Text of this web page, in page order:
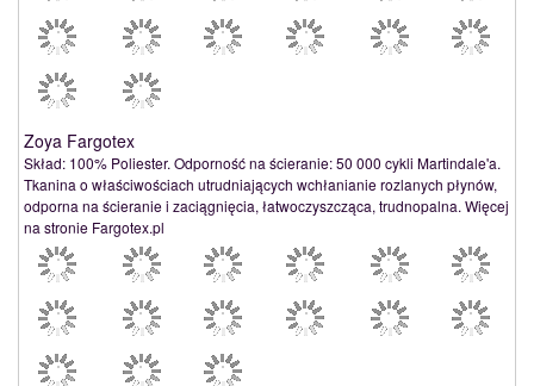
Zoya Fargotex
Skład: 100% Poliester. Odporność na ścieranie: 50 000 cykli Martindale'a.
Tkanina o właściwościach utrudniających wchłanianie rozlanych płynów,
odporna na ścieranie i zaciągnięcia, łatwoczyszcząca, trudnopalna. Więcej
na stronie Fargotex.pl